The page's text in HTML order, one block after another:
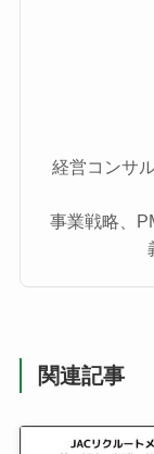
経営コンサ
事業戦略、
関連記事